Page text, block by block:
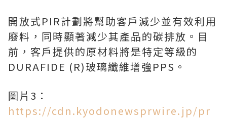
開放式PIR計劃將幫助客戶減少並有效利用
廢料，同時顯著減少其產品的碳排放。目
前，客戶提供的原材料將是特定等級的
DURAFIDE (R)玻璃纖維增強PPS。
圖片3：
https://cdn.kyodonewsprwire.jp/pr